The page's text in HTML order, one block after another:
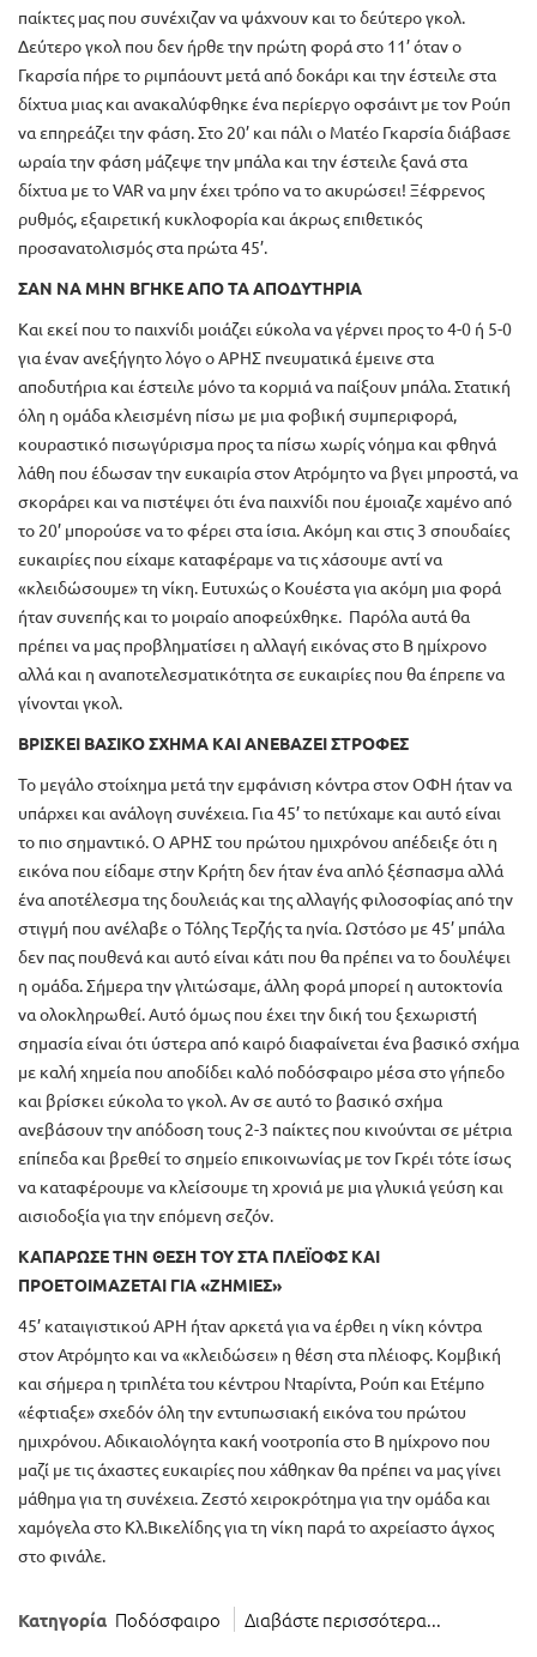
παίκτες μας που συνέχιζαν να ψάχνουν και το δεύτερο γκολ.
Δεύτερο γκολ που δεν ήρθε την πρώτη φορά στο 11’ όταν ο
Γκαρσία πήρε το ριμπάουντ μετά από δοκάρι και την έστειλε στα
δίχτυα μιας και ανακαλύφθηκε ένα περίεργο οφσάιντ με τον Ρούπ
να επηρεάζει την φάση. Στο 20’ και πάλι ο Ματέο Γκαρσία διάβασε
ωραία την φάση μάζεψε την μπάλα και την έστειλε ξανά στα
δίχτυα με το VAR να μην έχει τρόπο να το ακυρώσει! Ξέφρενος
ρυθμός, εξαιρετική κυκλοφορία και άκρως επιθετικός
προσανατολισμός στα πρώτα 45’.
ΣΑΝ ΝΑ ΜΗΝ ΒΓΗΚΕ ΑΠΟ ΤΑ ΑΠΟΔΥΤΗΡΙΑ
Και εκεί που το παιχνίδι μοιάζει εύκολα να γέρνει προς το 4-0 ή 5-0
για έναν ανεξήγητο λόγο ο ΑΡΗΣ πνευματικά έμεινε στα
αποδυτήρια και έστειλε μόνο τα κορμιά να παίξουν μπάλα. Στατική
όλη η ομάδα κλεισμένη πίσω με μια φοβική συμπεριφορά,
κουραστικό πισωγύρισμα προς τα πίσω χωρίς νόημα και φθηνά
λάθη που έδωσαν την ευκαιρία στον Ατρόμητο να βγει μπροστά, να
σκοράρει και να πιστέψει ότι ένα παιχνίδι που έμοιαζε χαμένο από
το 20’ μπορούσε να το φέρει στα ίσια. Ακόμη και στις 3 σπουδαίες
ευκαιρίες που είχαμε καταφέραμε να τις χάσουμε αντί να
«κλειδώσουμε» τη νίκη. Ευτυχώς ο Κουέστα για ακόμη μια φορά
ήταν συνεπής και το μοιραίο αποφεύχθηκε. Παρόλα αυτά θα
πρέπει να μας προβληματίσει η αλλαγή εικόνας στο Β ημίχρονο
αλλά και η αναποτελεσματικότητα σε ευκαιρίες που θα έπρεπε να
γίνονται γκολ.
ΒΡΙΣΚΕΙ ΒΑΣΙΚΟ ΣΧΗΜΑ ΚΑΙ ΑΝΕΒΑΖΕΙ ΣΤΡΟΦΕΣ
Το μεγάλο στοίχημα μετά την εμφάνιση κόντρα στον ΟΦΗ ήταν να
υπάρχει και ανάλογη συνέχεια. Για 45’ το πετύχαμε και αυτό είναι
το πιο σημαντικό. Ο ΑΡΗΣ του πρώτου ημιχρόνου απέδειξε ότι η
εικόνα που είδαμε στην Κρήτη δεν ήταν ένα απλό ξέσπασμα αλλά
ένα αποτέλεσμα της δουλειάς και της αλλαγής φιλοσοφίας από την
στιγμή που ανέλαβε ο Τόλης Τερζής τα ηνία. Ωστόσο με 45’ μπάλα
δεν πας πουθενά και αυτό είναι κάτι που θα πρέπει να το δουλέψει
η ομάδα. Σήμερα την γλιτώσαμε, άλλη φορά μπορεί η αυτοκτονία
να ολοκληρωθεί. Αυτό όμως που έχει την δική του ξεχωριστή
σημασία είναι ότι ύστερα από καιρό διαφαίνεται ένα βασικό σχήμα
με καλή χημεία που αποδίδει καλό ποδόσφαιρο μέσα στο γήπεδο
και βρίσκει εύκολα το γκολ. Αν σε αυτό το βασικό σχήμα
ανεβάσουν την απόδοση τους 2-3 παίκτες που κινούνται σε μέτρια
επίπεδα και βρεθεί το σημείο επικοινωνίας με τον Γκρέι τότε ίσως
να καταφέρουμε να κλείσουμε τη χρονιά με μια γλυκιά γεύση και
αισιοδοξία για την επόμενη σεζόν.
ΚΑΠΑΡΩΣΕ ΤΗΝ ΘΕΣΗ ΤΟΥ ΣΤΑ ΠΛΕΪΟΦΣ ΚΑΙ
ΠΡΟΕΤΟΙΜΑΖΕΤΑΙ ΓΙΑ «ΖΗΜΙΕΣ»
45’ καταιγιστικού ΑΡΗ ήταν αρκετά για να έρθει η νίκη κόντρα
στον Ατρόμητο και να «κλειδώσει» η θέση στα πλέιοφς. Κομβική
και σήμερα η τριπλέτα του κέντρου Νταρίντα, Ρούπ και Ετέμπο
«έφτιαξε» σχεδόν όλη την εντυπωσιακή εικόνα του πρώτου
ημιχρόνου. Αδικαιολόγητα κακή νοοτροπία στο Β ημίχρονο που
μαζί με τις άχαστες ευκαιρίες που χάθηκαν θα πρέπει να μας γίνει
μάθημα για τη συνέχεια. Ζεστό χειροκρότημα για την ομάδα και
χαμόγελα στο Κλ.Βικελίδης για τη νίκη παρά το αχρείαστο άγχος
στο φινάλε.
Κατηγορία Ποδόσφαιρο Διαβάστε περισσότερα...